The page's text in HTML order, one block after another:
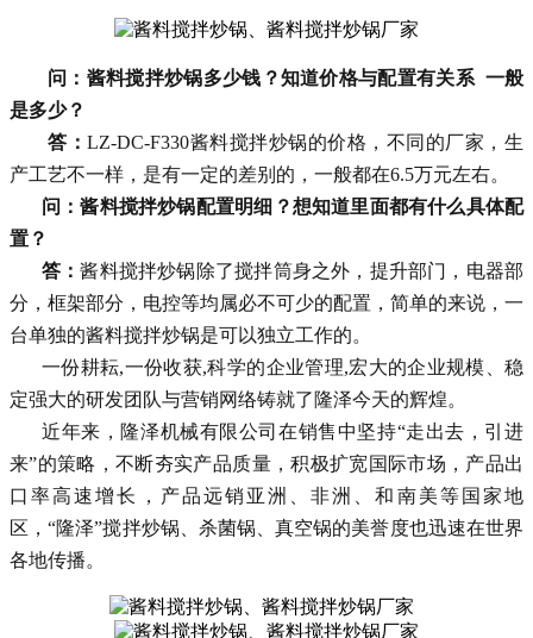
问： 酱料搅拌炒锅多少钱？知道价格与配置有关系 一般
是多少？
答：LZ-DC-F330酱料搅拌炒锅的价格，不同的厂家，生
产工艺不一样，是有一定的差别的，一般都在6.5万元左右。
问：酱料搅拌炒锅配置明细？想知道里面都有什么具体配
置？
答：酱料搅拌炒锅除了搅拌筒身之外，提升部门，电器部
分，框架部分，电控等均属必不可少的配置，简单的来说，一
台单独的酱料搅拌炒锅是可以独立工作的。
一份耕耘,一份收获,科学的企业管理,宏大的企业规模、稳
定强大的研发团队与营销网络铸就了隆泽今天的辉煌。
近年来，隆泽机械有限公司在销售中坚持“走出去，引进
来”的策略，不断夯实产品质量，积极扩宽国际市场，产品出
口率高速增长，产品远销亚洲、非洲、和南美等国家地
区，“隆泽”搅拌炒锅、杀菌锅、真空锅的美誉度也迅速在世界
各地传播。